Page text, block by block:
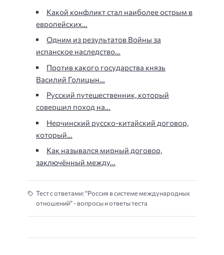
Какой конфликт стал наиболее острым в
европейских…
Одним из результатов Войны за
испанское наследство…
Против какого государства князь
Василий Голицын…
Русский путешественник, который
совершил поход на…
Нерчинский русско-китайский договор,
который…
Как назывался мирный договор,
заключённый между…
Тест с ответами: “Россия в системе международных
отношений” - вопросы и ответы теста